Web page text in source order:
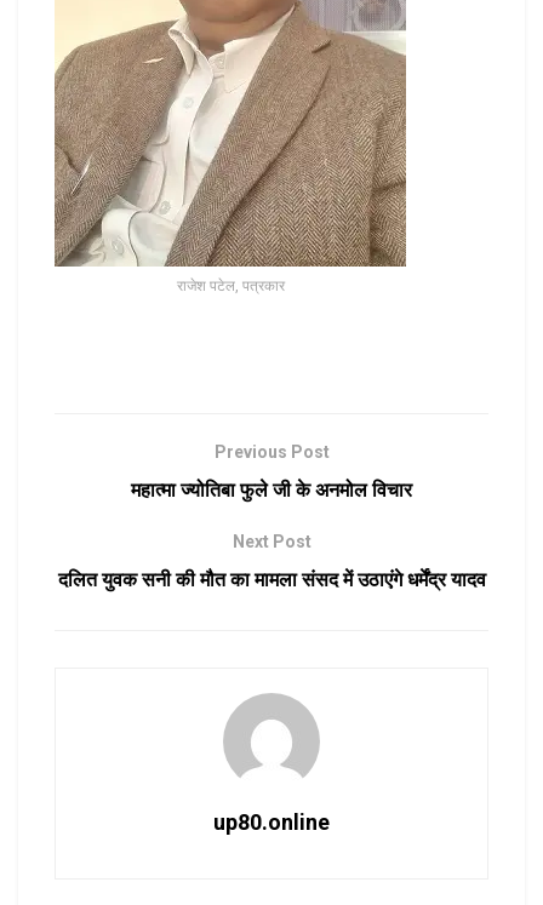
राजेश पटेल, पत्रकार
Previous Post
महात्मा ज्योतिबा फुले जी के अनमोल विचार
Next Post
दलित युवक सनी की मौत का मामला संसद में उठाएंगे धर्मेंद्र यादव
up80.online